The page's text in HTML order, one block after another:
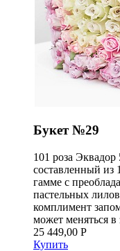
Букет №29
101 роза
составленный из
гамме с
пастельных
комплимент
может меняться в
25 449,00 Р
Купить